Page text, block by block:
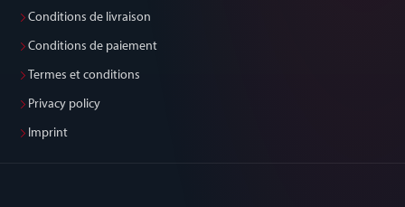
Conditions de livraison
Conditions de paiement
Termes et conditions
Privacy policy
Imprint